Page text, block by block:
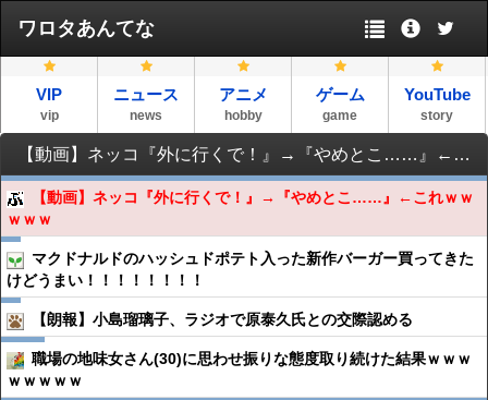
ワロタあんてな
VIP
vip
ニュース
news
アニメ
hobby
ゲーム
game
YouTube
story
【動画】ネッコ『外に行くで！』→『やめとこ……』←これｗｗｗｗｗ
【動画】ネッコ『外に行くで！』→『やめとこ……』←これｗｗ
ｗｗｗ
マクドナルドのハッシュドポテト入った新作バーガー買ってきた
けどうまい！！！！！！！！
【朗報】小島瑠璃子、ラジオで原泰久氏との交際認める
職場の地味女さん(30)に思わせ振りな態度取り続けた結果ｗｗｗ
ｗｗｗｗｗ